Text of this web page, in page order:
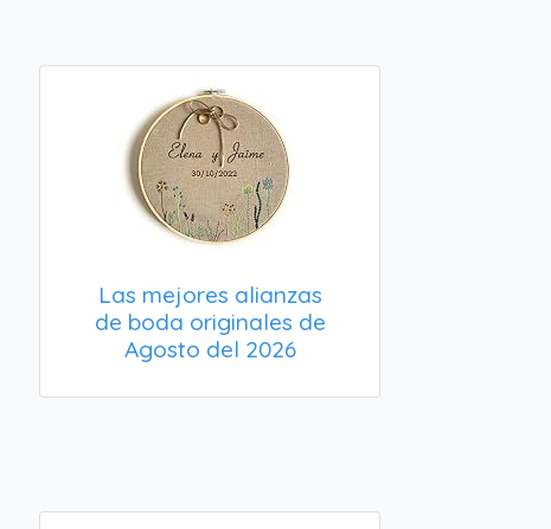
Las mejores alianzas
de boda originales de
Agosto del 2026